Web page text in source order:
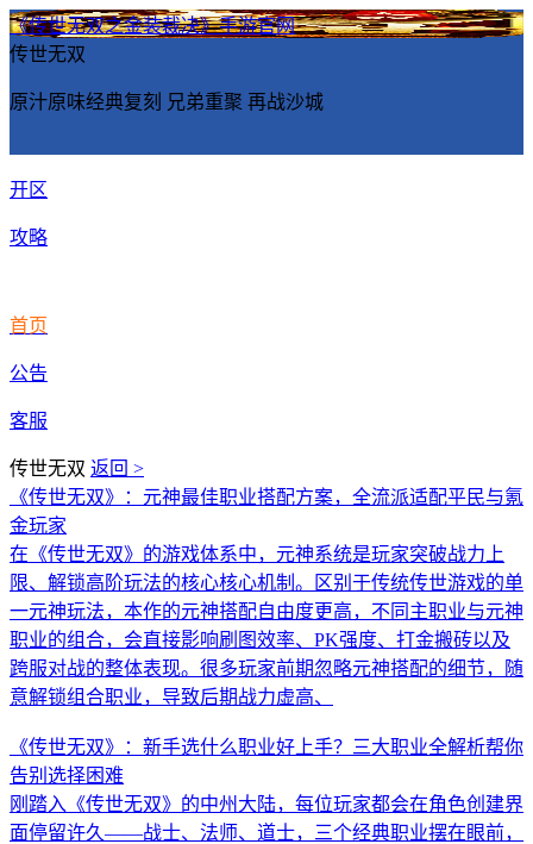
《传世无双之金装裁决》手游官网
传世无双
原汁原味经典复刻 兄弟重聚 再战沙城
开区
攻略
首页
公告
客服
传世无双 返回 >
《传世无双》：元神最佳职业搭配方案，全流派适配平民与氪
金玩家
在《传世无双》的游戏体系中，元神系统是玩家突破战力上
限、解锁高阶玩法的核心核心机制。区别于传统传世游戏的单
一元神玩法，本作的元神搭配自由度更高，不同主职业与元神
职业的组合，会直接影响刷图效率、PK强度、打金搬砖以及
跨服对战的整体表现。很多玩家前期忽略元神搭配的细节，随
意解锁组合职业，导致后期战力虚高、
《传世无双》：新手选什么职业好上手？三大职业全解析帮你
告别选择困难
刚踏入《传世无双》的中州大陆，每位玩家都会在角色创建界
面停留许久——战士、法师、道士，三个经典职业摆在眼前，